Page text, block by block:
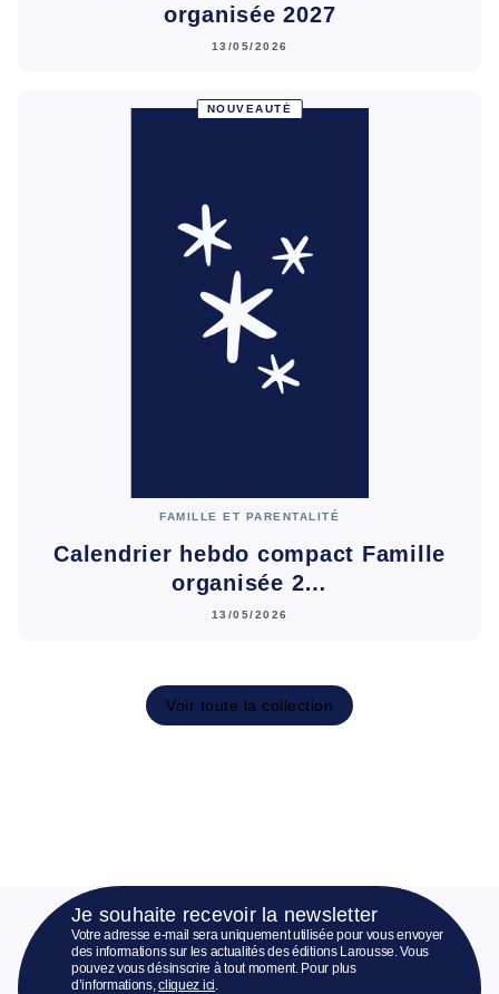
organisée 2027
13/05/2026
NOUVEAUTÉ
FAMILLE ET PARENTALITÉ
Calendrier hebdo compact Famille
organisée 2…
13/05/2026
Voir toute la collection
Je souhaite recevoir la newsletter
Votre adresse e-mail sera uniquement utilisée pour vous envoyer
des informations sur les actualités des éditions Larousse. Vous
pouvez vous désinscrire à tout moment. Pour plus
d’informations,cliquez ici.